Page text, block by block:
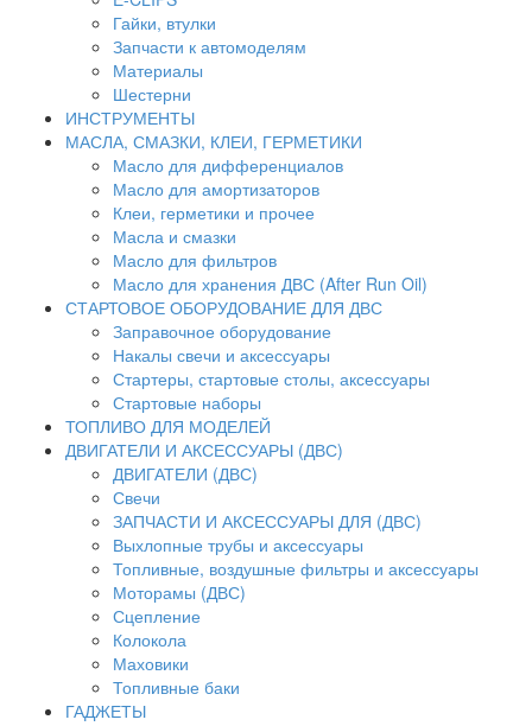
Гайки, втулки
Запчасти к автомоделям
Материалы
Шестерни
ИНСТРУМЕНТЫ
МАСЛА, СМАЗКИ, КЛЕИ, ГЕРМЕТИКИ
Масло для дифференциалов
Масло для амортизаторов
Клеи, герметики и прочее
Масла и смазки
Масло для фильтров
Масло для хранения ДВС (After Run Oil)
СТАРТОВОЕ ОБОРУДОВАНИЕ ДЛЯ ДВС
Заправочное оборудование
Накалы свечи и аксессуары
Стартеры, стартовые столы, аксессуары
Стартовые наборы
ТОПЛИВО ДЛЯ МОДЕЛЕЙ
ДВИГАТЕЛИ И АКСЕССУАРЫ (ДВС)
ДВИГАТЕЛИ (ДВС)
Свечи
ЗАПЧАСТИ И АКСЕССУАРЫ ДЛЯ (ДВС)
Выхлопные трубы и аксессуары
Топливные, воздушные фильтры и аксессуары
Моторамы (ДВС)
Сцепление
Колокола
Маховики
Топливные баки
ГАДЖЕТЫ